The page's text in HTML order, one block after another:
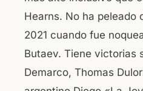
Hearns. No ha peleado
2021 cuando fue
Butaev. Tiene victorias
Demarco, Thomas